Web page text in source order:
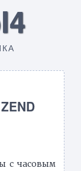
с часовым